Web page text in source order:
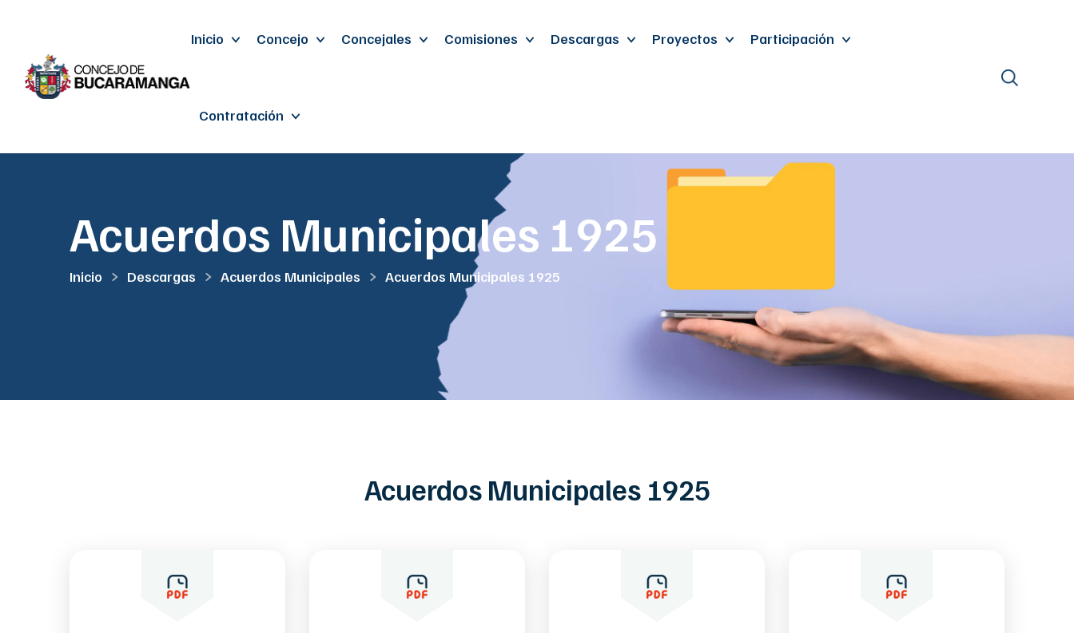
Inicio Concejo Concejales Comisiones Descargas Proyectos Participación
Contratación
Acuerdos Municipales 1925
Inicio Descargas Acuerdos Municipales Acuerdos Municipales 1925
Acuerdos Municipales 1925